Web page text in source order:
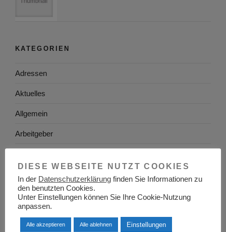
KATEGORIEN
Adressen
Aktuelles
Allgemein
Arbeitgeber
Arbeitswelt
DIESE WEBSEITE NUTZT COOKIES
In der Datenschutzerklärung finden Sie Informationen zu
den benutzten Cookies.
Unter Einstellungen können Sie Ihre Cookie-Nutzung
anpassen.
Alle akzeptieren Alle ablehnen Einstellungen